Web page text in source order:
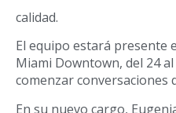
calidad.
El equipo estará presente
Miami Downtown, del 24
comenzar conversaciones
En su nuevo cargo,